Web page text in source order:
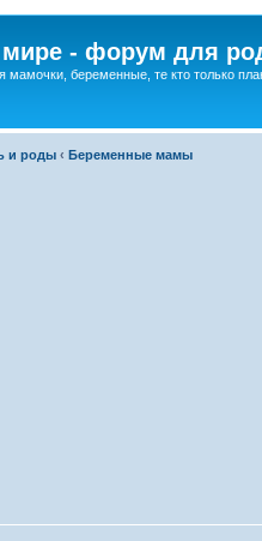
- форум для
мамочки, беременные, те кто только
и роды ‹ Беременные мамы